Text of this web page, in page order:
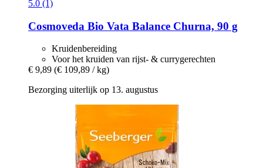
5.0 (1)
Cosmoveda Bio Vata Balance Churna, 90 g
Kruidenbereiding
Voor het kruiden van rijst- & currygerechten
€ 9,89 (€ 109,89 / kg)
Bezorging uiterlijk op 13. augustus